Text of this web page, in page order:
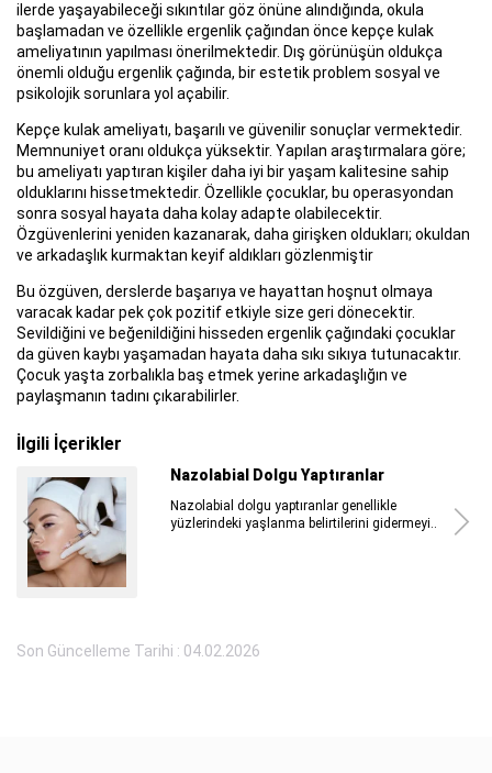
ilerde yaşayabileceği sıkıntılar göz önüne alındığında, okula
başlamadan ve özellikle ergenlik çağından önce kepçe kulak
ameliyatının yapılması önerilmektedir. Dış görünüşün oldukça
önemli olduğu ergenlik çağında, bir estetik problem sosyal ve
psikolojik sorunlara yol açabilir.
Kepçe kulak ameliyatı, başarılı ve güvenilir sonuçlar vermektedir.
Memnuniyet oranı oldukça yüksektir. Yapılan araştırmalara göre;
bu ameliyatı yaptıran kişiler daha iyi bir yaşam kalitesine sahip
olduklarını hissetmektedir. Özellikle çocuklar, bu operasyondan
sonra sosyal hayata daha kolay adapte olabilecektir.
Özgüvenlerini yeniden kazanarak, daha girişken oldukları; okuldan
ve arkadaşlık kurmaktan keyif aldıkları gözlenmiştir
Bu özgüven, derslerde başarıya ve hayattan hoşnut olmaya
varacak kadar pek çok pozitif etkiyle size geri dönecektir.
Sevildiğini ve beğenildiğini hisseden ergenlik çağındaki çocuklar
da güven kaybı yaşamadan hayata daha sıkı sıkıya tutunacaktır.
Çocuk yaşta zorbalıkla baş etmek yerine arkadaşlığın ve
paylaşmanın tadını çıkarabilirler.
İlgili İçerikler
Nazolabial Dolgu Yaptıranlar
Nazolabial dolgu yaptıranlar genellikle
yüzlerindeki yaşlanma belirtilerini gidermeyi..
Son Güncelleme Tarihi : 04.02.2026